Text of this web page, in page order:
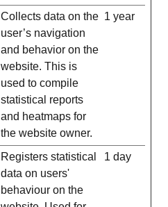
Collects data on the
user’s navigation
and behavior on the
website. This is
used to compile
statistical reports
and heatmaps for
the website owner.
1 year
Registers statistical
data on users'
behaviour on the
1 day